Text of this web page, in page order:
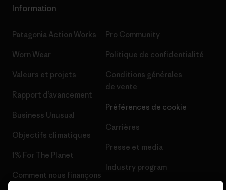
Information
Patagonia Action Works
Worn Wear
Valeurs et projets
Rapport d’avancement
Business Unusual
Objectifs climatiques
1% For The Planet
Comment nous finançons
Pro Community
Politique de confidentialité
Conditions générales
de vente
Préférences de cookie
Carrières
Presse et media
Industry program